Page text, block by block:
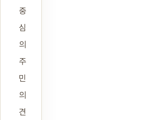
중
심
의
주
민
의
견